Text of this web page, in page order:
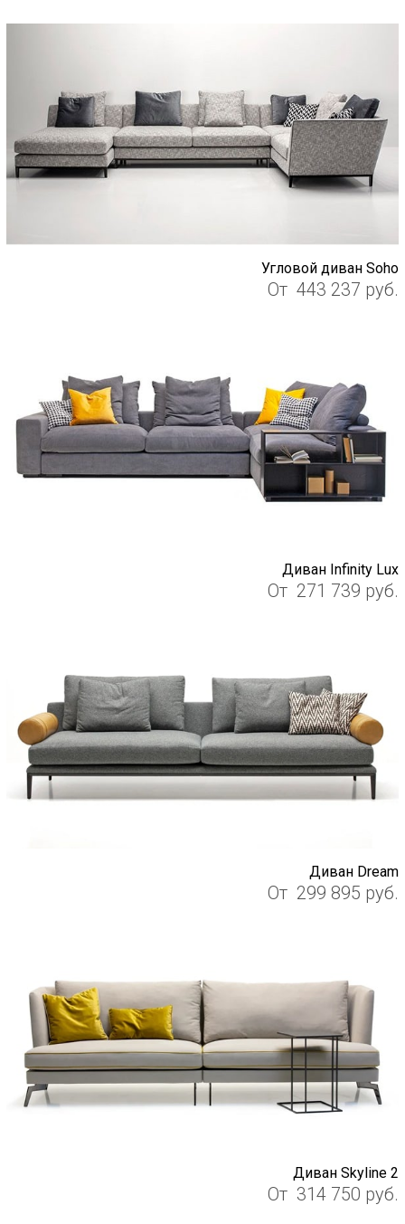
Угловой диван Soho
От 443 237 руб.
Диван Infinity Lux
От 271 739 руб.
Диван Dream
От 299 895 руб.
Диван Skyline 2
От 314 750 руб.